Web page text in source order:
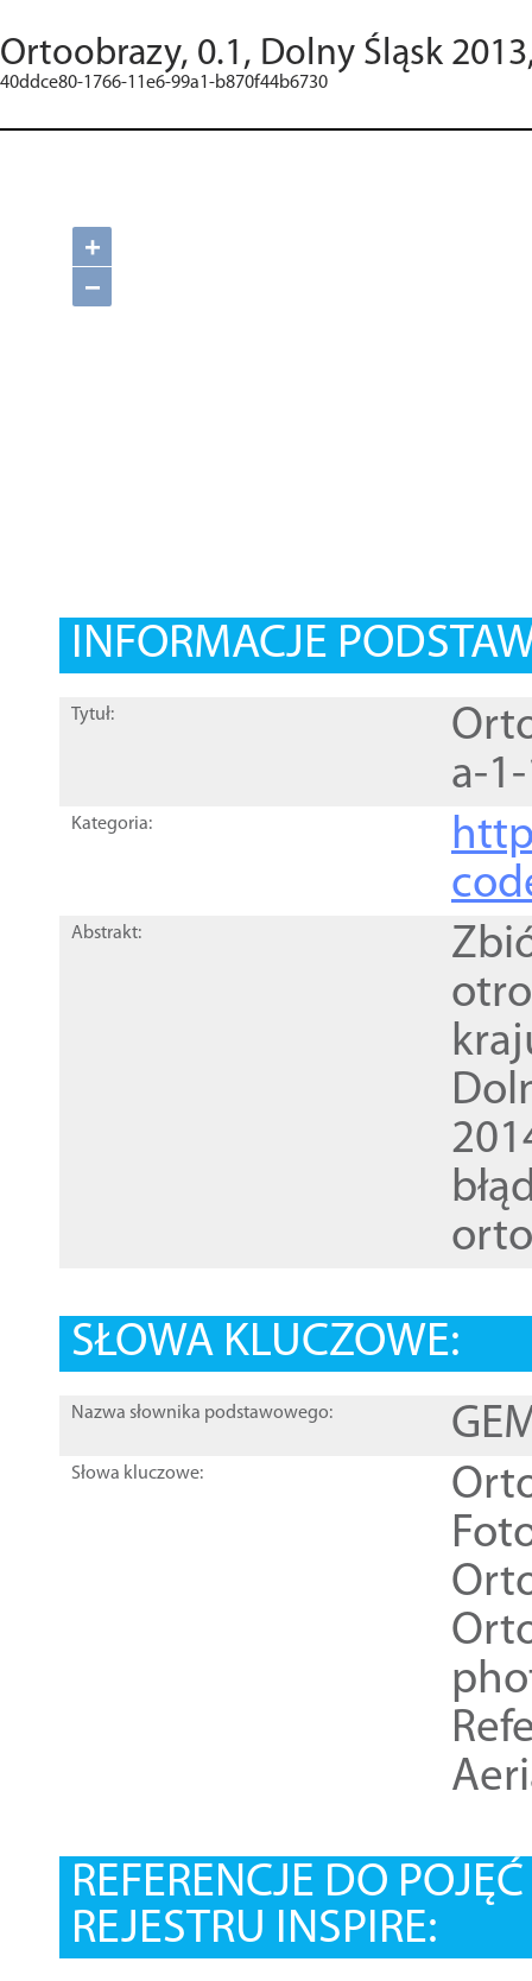
Ortoobrazy, 0.1, Dolny Śląsk
40ddce80-1766-11e6-99a1-b870f44b6730
+
−
INFORMACJE
Tytuł:
a-
Kategoria:
Abstrakt:
SŁOWA KLUCZOWE:
Nazwa słownika podstawowego:
Słowa kluczowe:
REFERENCJE DO
REJESTRU INSPIRE: